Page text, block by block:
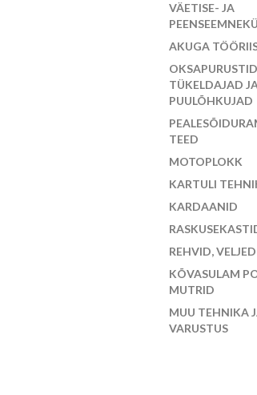
VÄETISE- JA
AKUGA
TÜKELDAJAD
PUULÕHKUJAD
TEED
MOTOPLOKK
KARTULI
KARDAANID
REHVID,
KÕVASULAM
MUTRID
MUU TEHNIKA
VARUSTUS